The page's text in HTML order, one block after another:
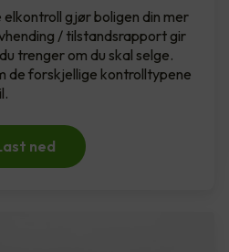
gjør boligen din mer
/ tilstandsrapport gir
trenger om du skal selge.
de forskjellige kontrolltypene
ned